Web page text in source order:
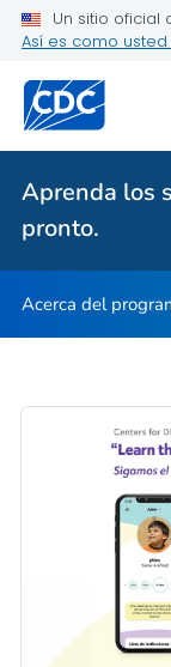
Un sitio oficial
Así es como
Aprenda los
pronto.
Indicadores en
VER TODO
Aprenda Los
Acerca del